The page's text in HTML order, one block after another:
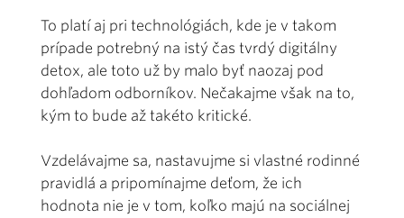
To platí aj pri technológiách, kde je v takom
prípade potrebný na istý čas tvrdý digitálny
detox, ale toto už by malo byť naozaj pod
dohľadom odborníkov. Nečakajme však na to,
kým to bude až takéto kritické.
Vzdelávajme sa, nastavujme si vlastné rodinné
pravidlá a pripomínajme deťom, že ich
hodnota nie je v tom, koľko majú na sociálnej